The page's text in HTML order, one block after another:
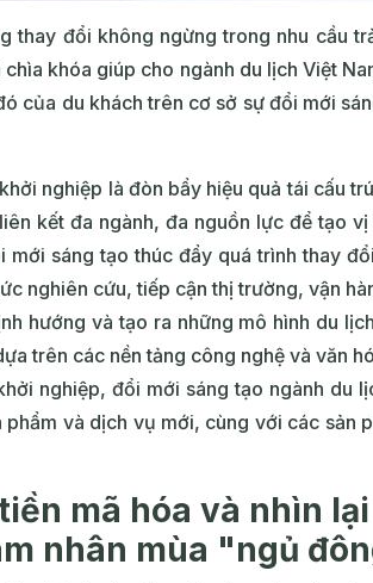
thay đổi không ngừng trong nhu cầu
khóa giúp cho ngành du lịch Việt
của du khách trên cơ sở sự đổi mới
nghiệp là đòn bẩy hiệu quả tái cấu
kết đa ngành, đa nguồn lực để tạo
sáng tạo thúc đẩy quá trình thay
nghiên cứu, tiếp cận thị trường, vận
hướng và tạo ra những mô hình du
trên các nền tảng công nghệ và văn
nghiệp, đổi mới sáng tạo ngành du
và dịch vụ mới, cùng với các sản
mã hóa và nhìn
nhân mùa "ngủ